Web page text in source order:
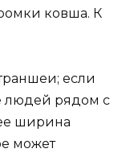
ковша. К
если
людей рядом с
ширина
может